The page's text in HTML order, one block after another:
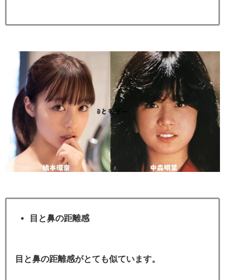
目と鼻の距離感
目と鼻の距離感がとても似ています。